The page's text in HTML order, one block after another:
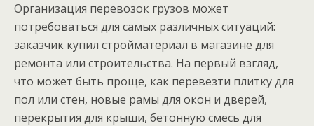
Организация перевозок грузов может
потребоваться для самых различных ситуаций:
заказчик купил стройматериал в магазине для
ремонта или строительства. На первый взгляд,
что может быть проще, как перевезти плитку для
пол или стен, новые рамы для окон и дверей,
перекрытия для крыши, бетонную смесь для